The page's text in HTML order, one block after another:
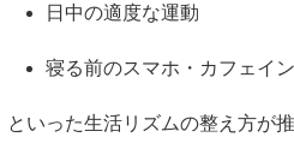
日中の適度な運動
寝る前のスマホ・カフェイ
といった生活リズムの整え方が